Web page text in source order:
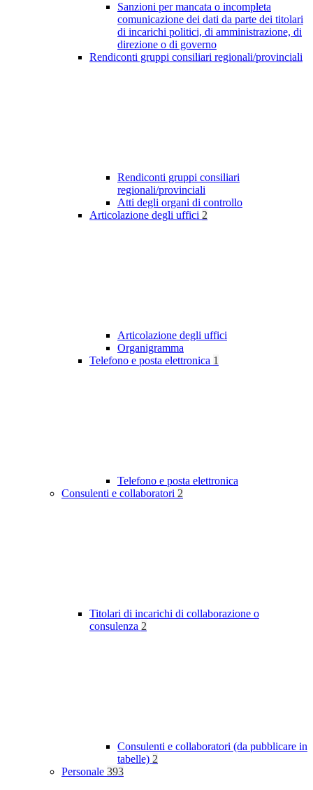
Sanzioni per mancata o incompleta
comunicazione dei dati da parte dei titolari
di incarichi politici, di amministrazione, di
direzione o di governo
Rendiconti gruppi consiliari regionali/provinciali
Rendiconti gruppi consiliari
regionali/provinciali
Atti degli organi di controllo
Articolazione degli uffici 2
Articolazione degli uffici
Organigramma
Telefono e posta elettronica 1
Telefono e posta elettronica
Consulenti e collaboratori 2
Titolari di incarichi di collaborazione o
consulenza 2
Consulenti e collaboratori (da pubblicare in
tabelle) 2
Personale 393